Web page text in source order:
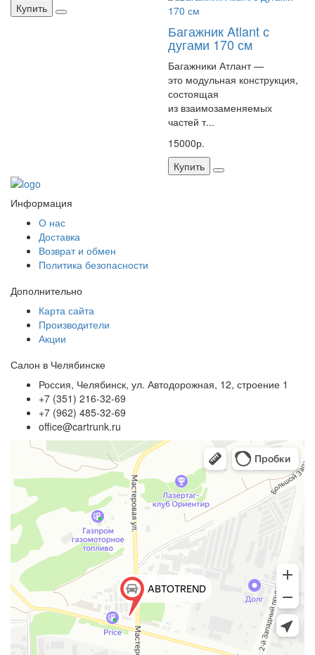
Купить
Багажник Atlant с
дугами 170 см
Багажники Атлант —
это модульная конструкция,
состоящая
из взаимозаменяемых
частей т...
15000р.
Купить
Информация
О нас
Доставка
Возврат и обмен
Политика безопасности
Дополнительно
Карта сайта
Производители
Акции
Салон в Челябинске
Россия, Челябинск, ул. Автодорожная, 12, строение 1
+7 (351) 216-32-69
+7 (962) 485-32-69
office@cartrunk.ru